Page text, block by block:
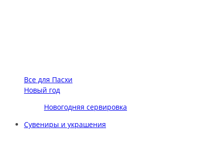
Все для Пасхи
Новый год
Новогодняя сервировка
Сувениры и украшения